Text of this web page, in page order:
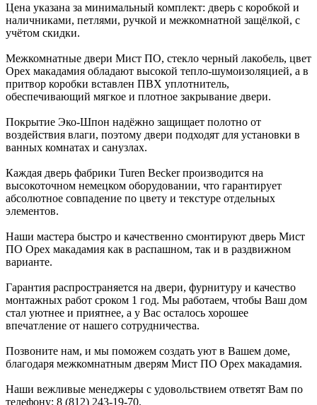
Цена указана за минимальный комплект: дверь с коробкой и
наличниками, петлями, ручкой и межкомнатной защёлкой, с
учётом скидки.
Межкомнатные двери Мист ПО, стекло черный лакобель, цвет
Орех макадамия обладают высокой тепло-шумоизоляцией, а в
притвор коробки вставлен ПВХ уплотнитель,
обеспечивающий мягкое и плотное закрывание двери.
Покрытие Эко-Шпон надёжно защищает полотно от
воздействия влаги, поэтому двери подходят для установки в
ванных комнатах и санузлах.
Каждая дверь фабрики Turen Becker производится на
высокоточном немецком оборудовании, что гарантирует
абсолютное совпадение по цвету и текстуре отдельных
элементов.
Наши мастера быстро и качественно смонтируют дверь Мист
ПО Орех макадамия как в распашном, так и в раздвижном
варианте.
Гарантия распространяется на двери, фурнитуру и качество
монтажных работ сроком 1 год. Мы работаем, чтобы Ваш дом
стал уютнее и приятнее, а у Вас осталось хорошее
впечатление от нашего сотрудничества.
Позвоните нам, и мы поможем создать уют в Вашем доме,
благодаря межкомнатным дверям Мист ПО Орех макадамия.
Наши вежливые менеджеры с удовольствием ответят Вам по
телефону: 8 (812) 243-19-70.